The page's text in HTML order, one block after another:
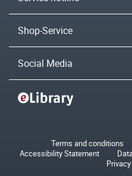
Shop-Service
Social Media
Terms and conditions
Accessibility Statement